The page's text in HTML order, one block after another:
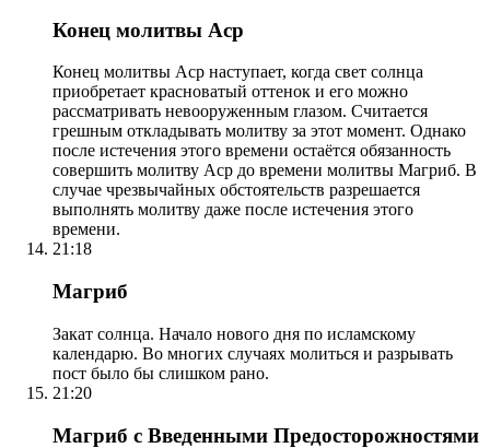
Конец молитвы Аср
Конец молитвы Аср наступает, когда свет солнца
приобретает красноватый оттенок и его можно
рассматривать невооруженным глазом. Считается
грешным откладывать молитву за этот момент. Однако
после истечения этого времени остаётся обязанность
совершить молитву Аср до времени молитвы Магриб. В
случае чрезвычайных обстоятельств разрешается
выполнять молитву даже после истечения этого
времени.
21:18
Магриб
Закат солнца. Начало нового дня по исламскому
календарю. Во многих случаях молиться и разрывать
пост было бы слишком рано.
21:20
Магриб с Введенными Предосторожностями